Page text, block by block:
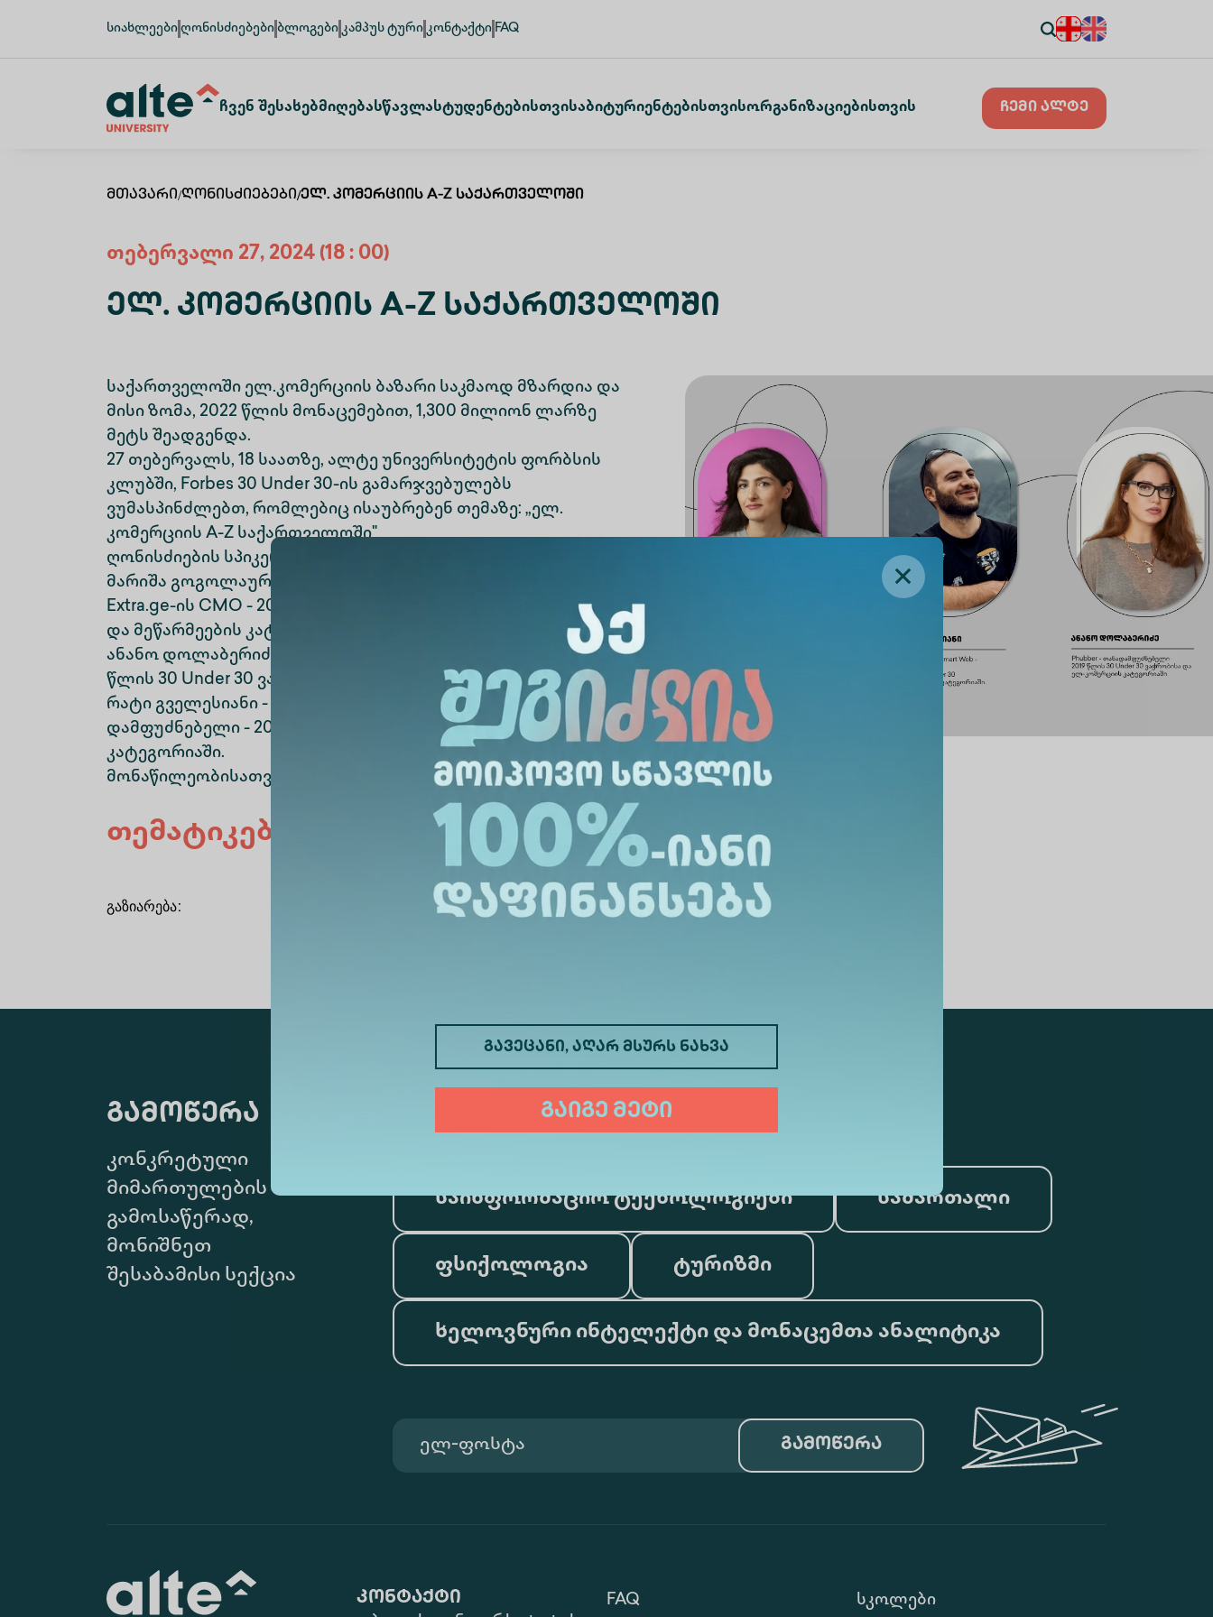
სიახლეები ღონისძიებები ბლოგები კამპუს ტური კონტაქტი FAQ
Ჩვენ ᲨესახებᲛიღებაᲡწავლაᲡტუდენტებისთვისᲐბიტურიენტებისთვისᲝრგანიზაციებისთვის ჩემი ალტე
გავეცანი, აღარ მსურს ნახვა
გაიგე მეტი
Მთავარი/Ღონისძიებები/Ელ. Კომერციის A-Z Საქართველოში
თებერვალი 27, 2024 (18 : 00)
Ელ. Კომერციის A-Z Საქართველოში
საქართველოში ელ.კომერციის ბაზარი საკმაოდ მზარდია და
მისი ზომა, 2022 წლის მონაცემებით, 1,300 მილიონ ლარზე
მეტს შეადგენდა.
27 თებერვალს, 18 საათზე, ალტე უნივერსიტეტის ფორბსის
კლუბში, Forbes 30 Under 30-ის გამარჯვებულებს
ვუმასპინძლებთ, რომლებიც ისაუბრებენ თემაზე: „ელ.
კომერციის A-Z საქართველოში"
ღონისძიების სპიკერები:
მარიშა გოგოლაური - UpWay-ის თანადამფუძნებელი და
Extra.ge-ის CMO - 2021 წლის 30 Under 30 ანტრეპრენერებისა
და მეწარმეების კატეგორიაში;
ანანო დოლაბერიძე - Phubber-ის თანადამფუძნებელი - 2019
წლის 30 Under 30 ვაჭრობისა და ელ-კომერციის კატეგორიაში;
რატი გველესიანი - Smart Academy & Smart Web-ის
დამფუძნებელი - 2019 წლის 30 Under 30 ტექნოლოგიების
კატეგორიაში.
მონაწილეობისათვის გაიარეთ რეგისტრაცია მითითებულ ბმულზე.
თემატიკები
გაზიარება:
გამოწერა
კონკრეტული
მიმართულების
გამოსაწერად,
მონიშნეთ
შესაბამისი სექცია
მედიცინა ბიზნესი
საინფორმაციო ტექნოლოგიები სამართალი
ფსიქოლოგია ტურიზმი
ხელოვნური ინტელექტი და მონაცემთა ანალიტიკა
გამოწერა
კონტაქტი FAQ Სკოლები